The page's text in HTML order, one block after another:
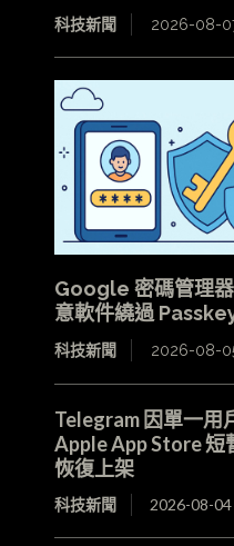
科技新聞 2026-08-
Google 密碼管理
意軟件繞過
科技新聞 2026-08-
Telegram 因單一用
Apple App Store 短
恢復上架
科技新聞 2026-08-04